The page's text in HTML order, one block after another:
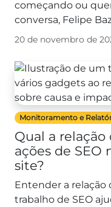
começando ou
conversa, Felipe
20 de novembro de
Monitoramento e
Qual a
ações de SEO
site?
Entender a relação
trabalho de SEO